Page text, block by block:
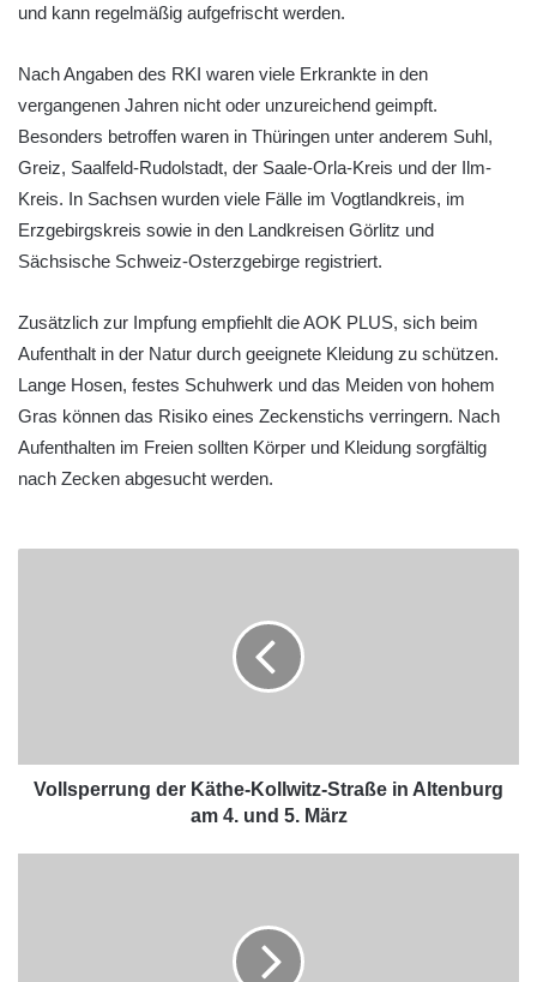
und kann regelmäßig aufgefrischt werden.
Nach Angaben des RKI waren viele Erkrankte in den
vergangenen Jahren nicht oder unzureichend geimpft.
Besonders betroffen waren in Thüringen unter anderem Suhl,
Greiz, Saalfeld-Rudolstadt, der Saale-Orla-Kreis und der Ilm-
Kreis. In Sachsen wurden viele Fälle im Vogtlandkreis, im
Erzgebirgskreis sowie in den Landkreisen Görlitz und
Sächsische Schweiz-Osterzgebirge registriert.
Zusätzlich zur Impfung empfiehlt die AOK PLUS, sich beim
Aufenthalt in der Natur durch geeignete Kleidung zu schützen.
Lange Hosen, festes Schuhwerk und das Meiden von hohem
Gras können das Risiko eines Zeckenstichs verringern. Nach
Aufenthalten im Freien sollten Körper und Kleidung sorgfältig
nach Zecken abgesucht werden.
Vollsperrung der Käthe-Kollwitz-Straße in Altenburg
am 4. und 5. März